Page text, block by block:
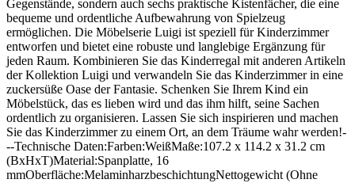
Gegenstände, sondern auch sechs praktische Kistenfächer, die eine
bequeme und ordentliche Aufbewahrung von Spielzeug
ermöglichen. Die Möbelserie Luigi ist speziell für Kinderzimmer
entworfen und bietet eine robuste und langlebige Ergänzung für
jeden Raum. Kombinieren Sie das Kinderregal mit anderen Artikeln
der Kollektion Luigi und verwandeln Sie das Kinderzimmer in eine
zuckersüße Oase der Fantasie. Schenken Sie Ihrem Kind ein
Möbelstück, das es lieben wird und das ihm hilft, seine Sachen
ordentlich zu organisieren. Lassen Sie sich inspirieren und machen
Sie das Kinderzimmer zu einem Ort, an dem Träume wahr werden!-
--Technische Daten:Farben:WeißMaße:107.2 x 114.2 x 31.2 cm
(BxHxT)Material:Spanplatte, 16
mmOberfläche:MelaminharzbeschichtungNettogewicht (Ohne